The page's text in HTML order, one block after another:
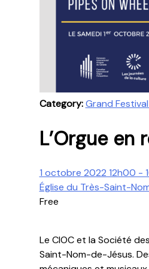
Category:Grand
L’Orgue
1 octobre 2022 12h00 -
Église du Très-Saint-
Free
Le CIOC et la Société
Saint-Nom-de-Jésus.